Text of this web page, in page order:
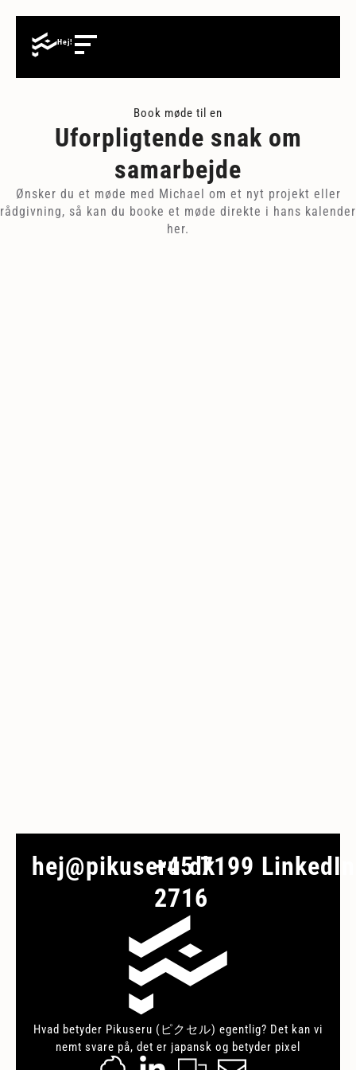
Hej!
Book møde til en
Uforpligtende snak om
samarbejde
Ønsker du et møde med Michael om et nyt projekt eller
rådgivning, så kan du booke et møde direkte i hans kalender
her.
hej@pikuseru.dk
+45 7199
2716
LinkedIn
Hvad betyder Pikuseru (ピクセル) egentlig? Det kan vi
nemt svare på, det er japansk og betyder pixel